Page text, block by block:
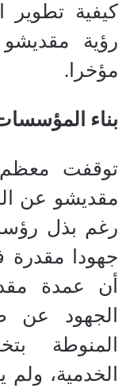
كيفية تطوير
رؤية
مؤخرا.
بناء
توقفت معظم
مقديشو عن
رغم بذل
جهودا مقدرة
أن عمدة
الجهود عن
المنوطة
الخدمية،